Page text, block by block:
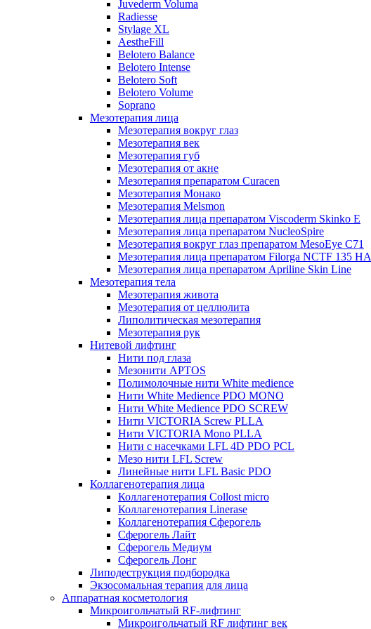
Juvederm Voluma
Radiesse
Stylage XL
AestheFill
Belotero Balance
Belotero Intense
Belotero Soft
Belotero Volume
Soprano
Мезотерапия лица
Мезотерапия вокруг глаз
Мезотерапия век
Мезотерапия губ
Мезотерапия от акне
Мезотерапия препаратом Curacen
Мезотерапия Монако
Мезотерапия Melsmon
Мезотерапия лица препаратом Viscoderm Skinko E
Мезотерапия лица препаратом NucleoSpire
Мезотерапия вокруг глаз препаратом MesoEye С71
Мезотерапия лица препаратом Filorga NCTF 135 HA
Мезотерапия лица препаратом Apriline Skin Line
Мезотерапия тела
Мезотерапия живота
Мезотерапия от целлюлита
Липолитическая мезотерапия
Мезотерапия рук
Нитевой лифтинг
Нити под глаза
Мезонити APTOS
Полимолочные нити White medience
Нити White Medience PDO MONO
Нити White Medience PDO SCREW
Нити VICTORIA Screw PLLA
Нити VICTORIA Mono PLLA
Нити с насечками LFL 4D PDO PCL
Мезо нити LFL Screw
Линейные нити LFL Basic PDO
Коллагенотерапия лица
Коллагенотерапия Collost micro
Коллагенотерапия Linerase
Коллагенотерапия Сферогель
Сферогель Лайт
Сферогель Медиум
Сферогель Лонг
Липодеструкция подбородка
Экзосомальная терапия для лица
Аппаратная косметология
Микроигольчатый RF-лифтинг
Микроигольчатый RF лифтинг век